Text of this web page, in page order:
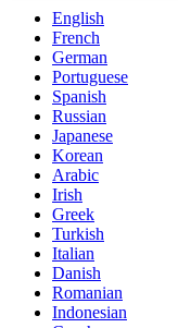
French
German
Portuguese
Spanish
Russian
Japanese
Korean
Arabic
Irish
Greek
Turkish
Italian
Danish
Romanian
Indonesian
Czech